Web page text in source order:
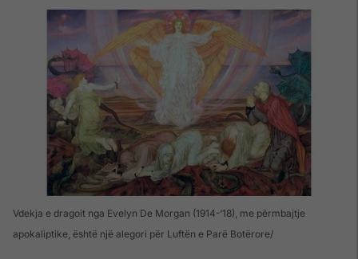
Vdekja e dragoit nga Evelyn De Morgan (1914-‘18), me përmbajtje
apokaliptike, është një alegori për Luftën e Parë Botërore